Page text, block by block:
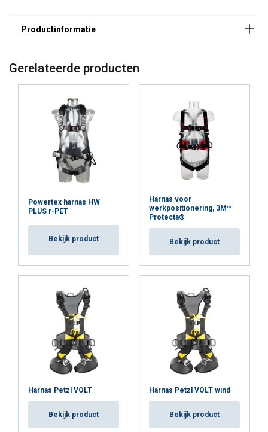
Markering:
Temperatuursbereik:
Norm:
Gerelateerde producten
Powertex harnas HW
PLUS r-PET
Bekijk product
Harnas voor
werkpositionering, 3M™
Protecta®
Bekijk product
Harnas Petzl VOLT
Bekijk product
Harnas Petzl VOLT wind
Bekijk product